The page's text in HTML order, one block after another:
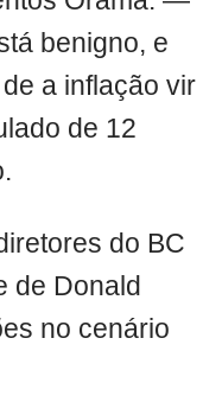
benigno, e
a inflação vir
de 12
do BC
de Donald
no cenário